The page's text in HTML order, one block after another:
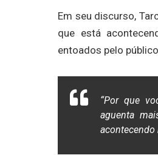
Em seu discurso,
que está
entoados pelo
“Por que
aguenta
acontecendo